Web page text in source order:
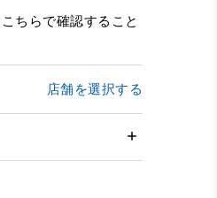
ちらで確認すること
店舗を選択する